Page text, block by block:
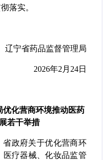
落实。
辽宁省药品监督管理局
2026年2月24日
化营商环境推动医药
若干举措
政府关于优化营商环
疗器械、化妆品监管